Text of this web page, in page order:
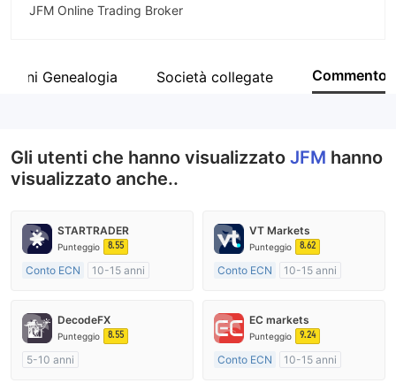
JFM Online Trading Broker
Impiegato di azienda
Genealogia Società collegate Commento
Gli utenti che hanno visualizzato JFM hanno
visualizzato anche..
STARTRADER
Punteggio 8.55
Conto ECN
10-15 anni
Market Making (MM)
Etichetta principale MT4
VT Markets
Punteggio 8.62
Conto ECN
10-15 anni
Market Making (MM)
Etichetta principale MT4
DecodeFX
Punteggio 8.55
5-10 anni
EC markets
Punteggio 9.24
Conto ECN
10-15 anni